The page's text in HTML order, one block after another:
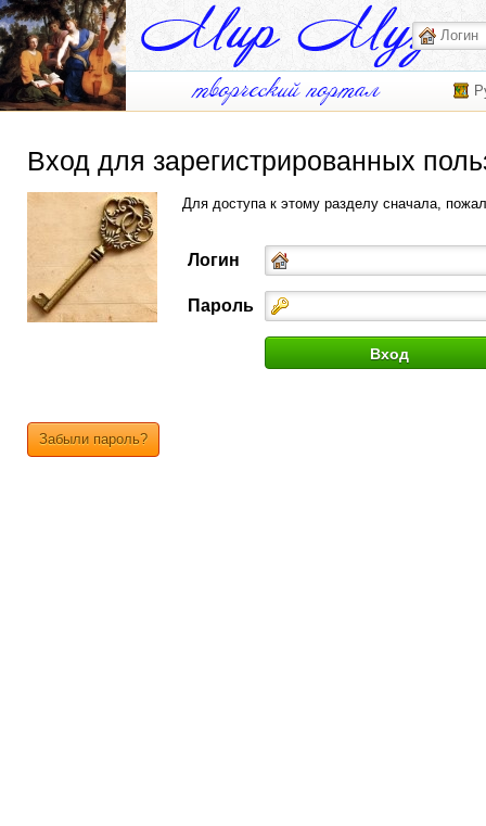
Вход для зарегистрированных
Для доступа к этому разделу сначала,
Логин
Пароль
Забыли пароль?